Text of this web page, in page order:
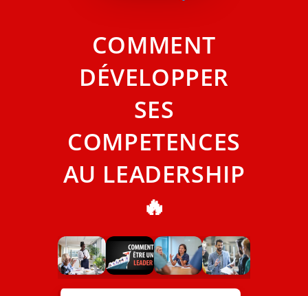
COMMENT
DÉVELOPPER
SES
COMPETENCES
AU LEADERSHIP
🔥